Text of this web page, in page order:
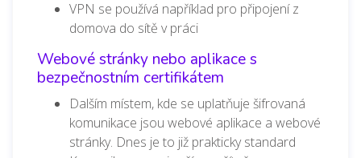
VPN se používá například pro připojení z
domova do sítě v práci
Webové stránky nebo aplikace s
bezpečnostním certifikátem
Dalším místem, kde se uplatňuje šifrovaná
komunikace jsou webové aplikace a webové
stránky. Dnes je to již prakticky standard